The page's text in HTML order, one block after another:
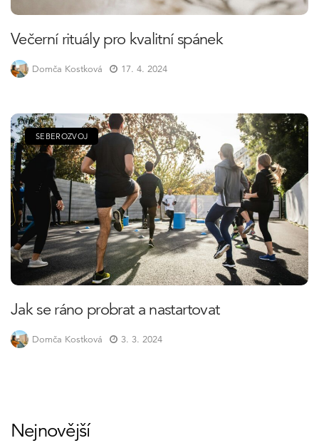
Večerní rituály pro kvalitní spánek
Domča Kostková 17. 4. 2024
SEBEROZVOJ
Jak se ráno probrat a nastartovat
Domča Kostková 3. 3. 2024
Nejnovější